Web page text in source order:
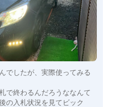
でしたが、実際使ってみる
で終わるんだろうななんて
の入札状況を見てビック